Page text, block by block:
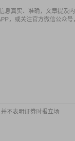
息真实、准确，文章提及
，或关注官方微信公众
不表明证券时报立场